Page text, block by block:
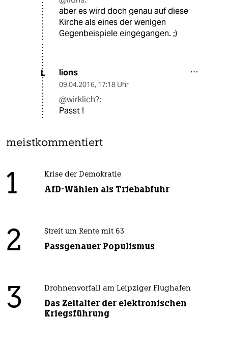
aber es wird doch genau auf diese
Kirche als eines der wenigen
Gegenbeispiele eingegangen. ;)
L lions
09.04.2016, 17:18 Uhr
@wirklich?:
Passt !
meistkommentiert
1 Krise der Demokratie
AfD-Wählen als Triebabfuhr
2 Streit um Rente mit 63
Passgenauer Populismus
3 Drohnenvorfall am Leipziger Flughafen
Das Zeitalter der elektronischen
Kriegsführung